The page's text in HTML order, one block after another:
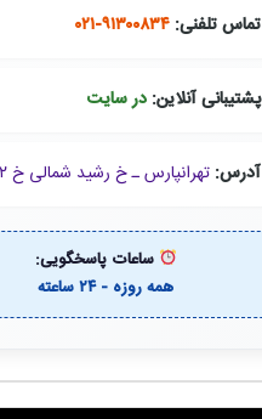
تماس تلفنی: ۰۲۱-۹۱۳۰۰۸۳۴
پشتیبانی آنلاین: در سایت
آدرس: تهرانپارس ـ خ رشید شمالی خ ۱۶۲ غربی
ساعات پاسخگویی:
همه روزه - ۲۴ ساعته